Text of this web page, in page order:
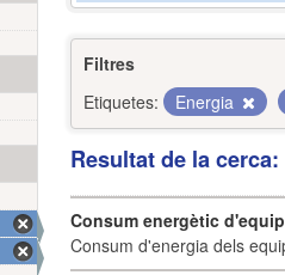
Filtres
Etiquetes:
Energia
Resultat de la
Consum energètic
Consum d'energia dels